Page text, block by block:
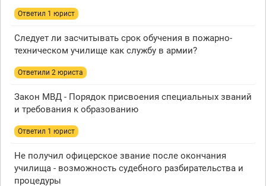
Ответил 1 юрист
Следует ли засчитывать срок обучения в пожарно-
техническом училище как службу в армии?
Ответили 2 юристa
Закон МВД - Порядок присвоения специальных званий
и требования к образованию
Ответил 1 юрист
Не получил офицерское звание после окончания
училища - возможность судебного разбирательства и
процедуры